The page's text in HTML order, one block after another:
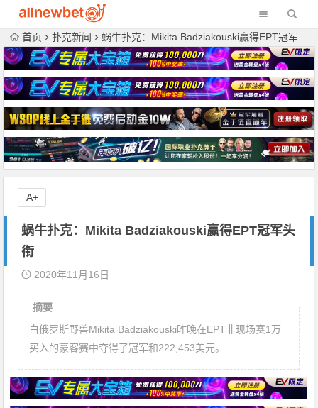
首页 扑克新闻 蜗牛扑克：Mikita Badziakouski赢得EPT冠军头衔
蜗牛扑克：Mikita Badziakouski赢得EPT冠军头
衔
2020年11月16日
摘要
白俄罗斯野兽Mikita Badziakouski昨晚在EPT非现场赛1万
买入的豪客赛中夺得了冠军和222,453美元。
A+